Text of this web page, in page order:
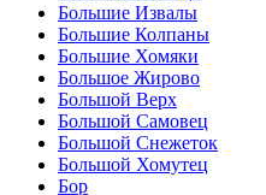
Большие Извалы
Большие Колпаны
Большие Хомяки
Большое Жирово
Большой Верх
Большой Самовец
Большой Снежеток
Большой Хомутец
Бор